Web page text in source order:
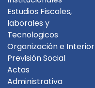
Estudios Fiscales,
laborales y
Tecnologicos
Organización e Interior
Previsión Social
Actas
Administrativa